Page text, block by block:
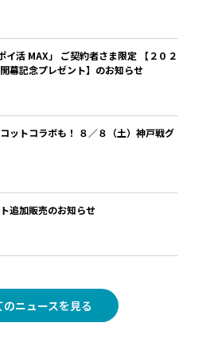
イ活 MAX」 ご契約者さま限定 【２０２
幕記念プレゼント】のお知らせ
ットコラボも！ ８／８（土）神戸戦グ
追加販売のお知らせ
のニュースを見る